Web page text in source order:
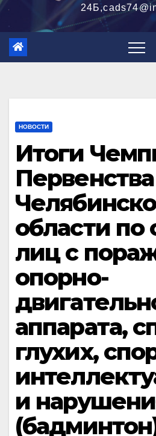
НОВОСТИ
Итоги
Первенства
области по
лиц с
опорно-
аппарата,
глухих,
и